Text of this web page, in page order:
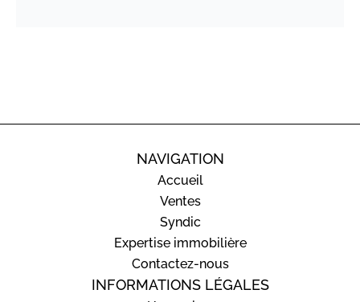
NAVIGATION
Accueil
Ventes
Syndic
Expertise immobilière
Contactez-nous
INFORMATIONS LÉGALES